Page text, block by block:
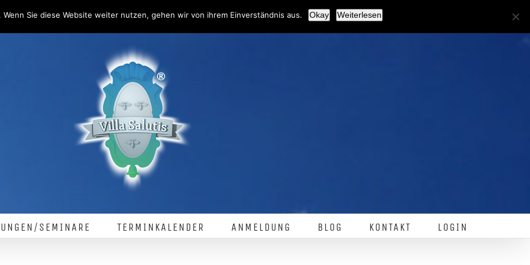
Facebook
SEMINARE TERMINKALENDER ANMELDUNG BLOG KONTAKT LOGIN
Sie diese Website weiter nutzen, gehen wir von ihrem Einverständnis aus. Okay Weiterlesen